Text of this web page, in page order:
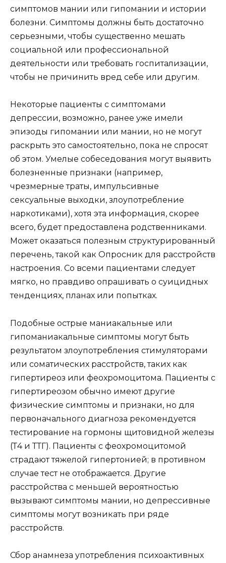
симптомов мании или гипомании и истории
болезни. Симптомы должны быть достаточно
серьезными, чтобы существенно мешать
социальной или профессиональной
деятельности или требовать госпитализации,
чтобы не причинить вред себе или другим.
Некоторые пациенты с симптомами
депрессии, возможно, ранее уже имели
эпизоды гипомании или мании, но не могут
раскрыть это самостоятельно, пока не спросят
об этом. Умелые собеседования могут выявить
болезненные признаки (например,
чрезмерные траты, импульсивные
сексуальные выходки, злоупотребление
наркотиками), хотя эта информация, скорее
всего, будет предоставлена ​​родственниками.
Может оказаться полезным структурированный
перечень, такой как Опросник для расстройств
настроения. Со всеми пациентами следует
мягко, но правдиво опрашивать о суицидных
тенденциях, планах или попытках.
Подобные острые маниакальные или
гипоманиакальные симптомы могут быть
результатом злоупотребления стимуляторами
или соматических расстройств, таких как
гипертиреоз или феохромоцитома. Пациенты с
гипертиреозом обычно имеют другие
физические симптомы и признаки, но для
первоначального диагноза рекомендуется
тестирование на гормоны щитовидной железы
(Т4 и ТТГ). Пациенты с феохромоцитомой
страдают тяжелой гипертонией; в противном
случае тест не отображается. Другие
расстройства с меньшей вероятностью
вызывают симптомы мании, но депрессивные
симптомы могут возникать при ряде
расстройств.
Сбор анамнеза употребления психоактивных